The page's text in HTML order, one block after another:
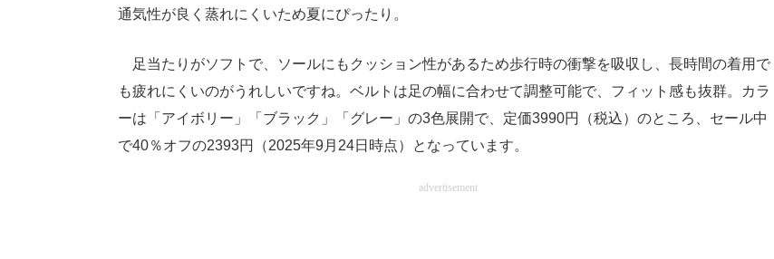
通気性が良く蒸れにくいため夏にぴったり。
足当たりがソフトで、ソールにもクッション性があるため歩行時の衝撃を吸収し、長時間の着用で
も疲れにくいのがうれしいですね。ベルトは足の幅に合わせて調整可能で、フィット感も抜群。カラ
ーは「アイボリー」「ブラック」「グレー」の3色展開で、定価3990円（税込）のところ、セール中
で40％オフの2393円（2025年9月24日時点）となっています。
advertisement